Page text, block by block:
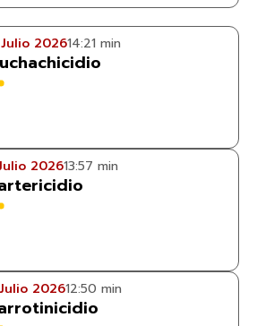
Julio 202614:21 min
202613:57 min
202612:50 min